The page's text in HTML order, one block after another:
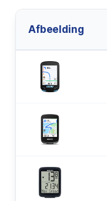
Afbeelding